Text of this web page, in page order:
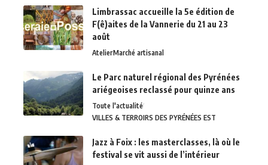
Limbrassac accueille la 5e édition de
F(ê)aites de la Vannerie du 21 au 23
août
AtelierMarché artisanal
Le Parc naturel régional des Pyrénées
ariégeoises reclassé pour quinze ans
Toute l'actualité
VILLES & TERROIRS DES PYRÉNÉES EST
Jazz à Foix : les masterclasses, là où le
festival se vit aussi de l’intérieur